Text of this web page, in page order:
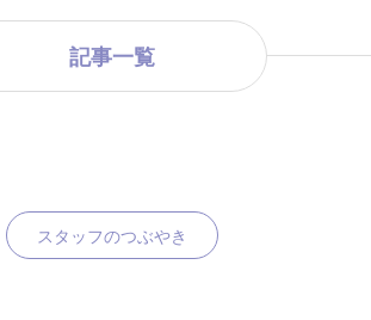
記事一覧
スタッフのつぶやき